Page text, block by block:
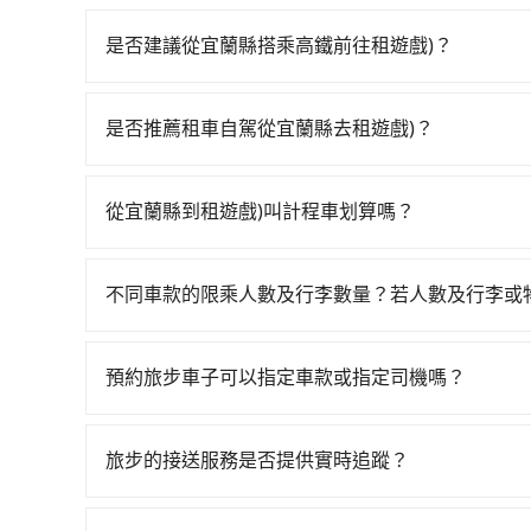
是否建議從宜蘭縣搭乘高鐵前往租遊戲)？
一天最多時有101班車次，從最早06:15到22:50，
人票價40元，再用15分鐘出站，最後再根據距離
使幸運攔到一輛小黃了，宜蘭縣少部分小黃司機
是否推薦租車自駕從宜蘭縣去租遊戲)？
天就要來回，那在宜蘭路邊可隨租隨借的iRent應
用預估進去，但額外的汽車保險與可能的罰單都
理，每一次租車都好像在開樂透一樣。另外，偶
遇到下雨天或者載行李時，就顯得非常不便。
從宜蘭縣到租遊戲)叫計程車划算嗎？
到車，也可考慮打電話至附近的計程車隊，如合
台北或新北的100倍之多。再加上宜蘭縣有些計程
不同車款的限乘人數及行李數量？若人數及行李或
行李與兩個30吋行李箱 五人座休旅車可乘坐四位
預約旅步車子可以指定車款或指定司機嗎？
booking@tripool.app聯繫我們，將有專人協助回
旅步的接送服務是否提供實時追蹤？